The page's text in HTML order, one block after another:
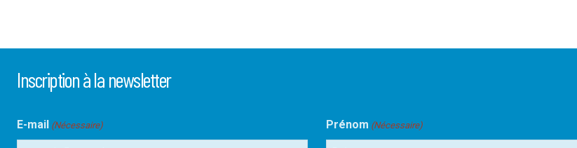
Inscription à la newsletter
E-mail (Nécessaire) Prénom (Nécessaire)